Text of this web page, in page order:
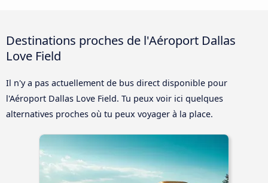
Destinations proches de l'Aéroport Dallas
Love Field
Il n'y a pas actuellement de bus direct disponible pour
l'Aéroport Dallas Love Field. Tu peux voir ici quelques
alternatives proches où tu peux voyager à la place.